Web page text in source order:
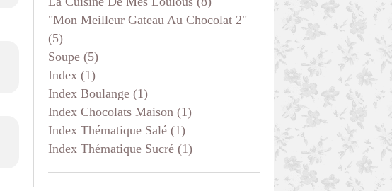
"mon Meilleur Gateau Au Chocolat 2"
(5)
Soupe (5)
Index (1)
Index Boulange (1)
Index Chocolats Maison (1)
Index Thématique Salé (1)
Index Thématique Sucré (1)